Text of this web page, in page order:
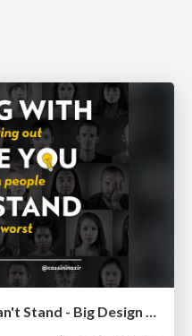
Dealing with People You Can't Stand - Big Design 2015